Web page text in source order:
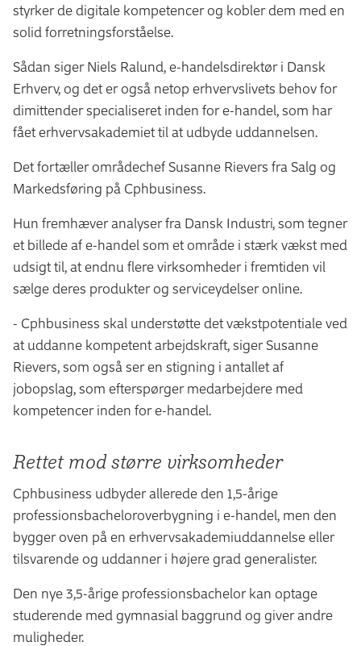
styrker de digitale kompetencer og kobler dem med en
solid forretningsforståelse.
Sådan siger Niels Ralund, e-handelsdirektør i Dansk
Erhverv, og det er også netop erhvervslivets behov for
dimittender specialiseret inden for e-handel, som har
fået erhvervsakademiet til at udbyde uddannelsen.
Det fortæller områdechef Susanne Rievers fra Salg og
Markedsføring på Cphbusiness.
Hun fremhæver analyser fra Dansk Industri, som tegner
et billede af e-handel som et område i stærk vækst med
udsigt til, at endnu flere virksomheder i fremtiden vil
sælge deres produkter og serviceydelser online.
- Cphbusiness skal understøtte det vækstpotentiale ved
at uddanne kompetent arbejdskraft, siger Susanne
Rievers, som også ser en stigning i antallet af
jobopslag, som efterspørger medarbejdere med
kompetencer inden for e-handel.
Rettet mod større virksomheder
Cphbusiness udbyder allerede den 1,5-årige
professionsbacheloroverbygning i e-handel, men den
bygger oven på en erhvervsakademiuddannelse eller
tilsvarende og uddanner i højere grad generalister.
Den nye 3,5-årige professionsbachelor kan optage
studerende med gymnasial baggrund og giver andre
muligheder.